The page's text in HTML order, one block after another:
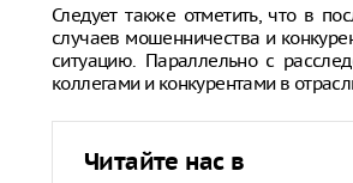
Следует также отметить, что в
случаев мошенничества и
ситуацию. Параллельно с
коллегами и конкурентами в
Читайте нас в